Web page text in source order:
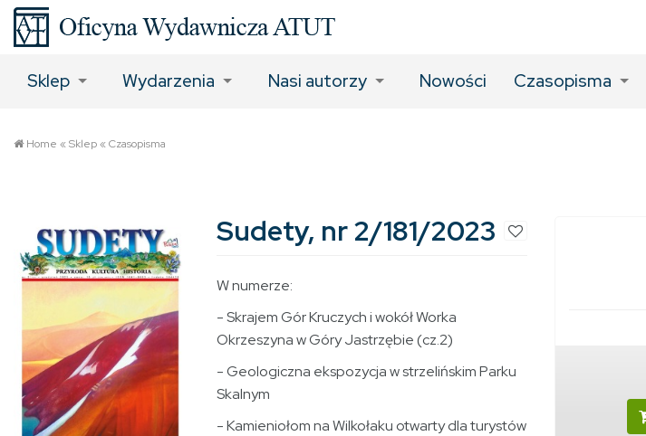
Sklep Wydarzenia Nasi autorzy Nowości Czasopisma
Home «Sklep«Czasopisma
Sudety, nr 2/181/2023
W numerze:
- Skrajem Gór Kruczych i wokół Worka
Okrzeszyna w Góry Jastrzębie (cz.2)
- Geologiczna ekspozycja w strzelińskim Parku
Skalnym
- Kamieniołom na Wilkołaku otwarty dla turystów